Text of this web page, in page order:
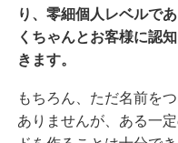
り、零細個人レベルで
くちゃんとお客様に認
きます。
もちろん、ただ名前を
ありませんが、ある一